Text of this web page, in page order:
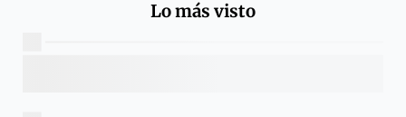
Lo más visto